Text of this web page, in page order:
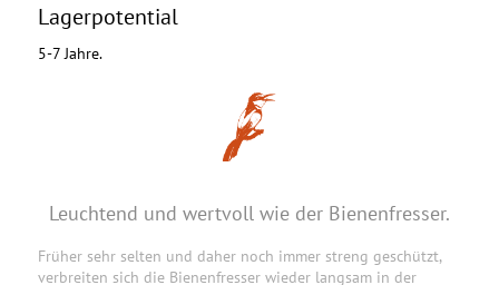
Lagerpotential
5-7 Jahre.
Leuchtend und wertvoll wie der Bienenfresser.
Früher sehr selten und daher noch immer streng geschützt,
verbreiten sich die Bienenfresser wieder langsam in der